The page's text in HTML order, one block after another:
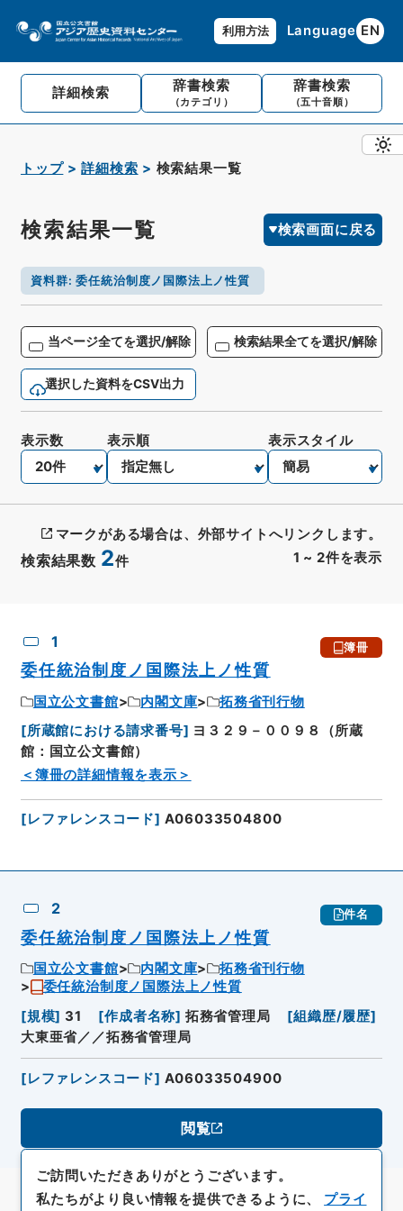
利用方法 Language EN
詳細検索 辞書検索
（カテゴリ）
辞書検索
（五十音順）
トップ 詳細検索 検索結果一覧
検索結果一覧 検索画面に戻る
資料群:委任統治制度ノ国際法上ノ性質
当ページ全てを選択/解除 検索結果全てを選択/解除
選択した資料をCSV出力
検索結果数 2件 1 ~ 2件を表示
表示数 表示順 表示スタイル
マークがある場合は、外部サイトへリンクします。
1 簿冊
委任統治制度ノ国際法上ノ性質
国立公文書館 内閣文庫
拓務省刊行物
[所蔵館における請求番号] ヨ３２９－００９８（所蔵
館：国立公文書館）
＜簿冊の詳細情報を表示＞
[レファレンスコード] A06033504800
2 件名
委任統治制度ノ国際法上ノ性質
国立公文書館 内閣文庫
拓務省刊行物
委任統治制度ノ国際法上ノ性質
[規模] 31 [作成者名称] 拓務省管理局 [組織歴/履歴]
大東亜省／／拓務省管理局
[レファレンスコード] A06033504900
閲覧
ご訪問いただきありがとうございます。
私たちがより良い情報を提供できるように、 プライ